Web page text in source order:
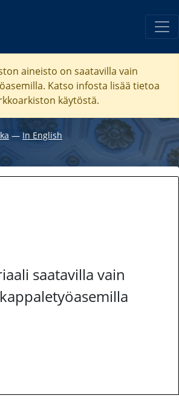
aineisto on saatavilla vain
Katso infosta lisää tietoa
käytöstä.
― In English
saatavilla vain